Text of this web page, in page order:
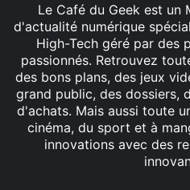
Le Café du Geek est un
d'actualité numérique
High-Tech géré par des
passionnés. Retrouvez
des bons plans, des jeux
grand public, des dossiers,
d'achats. Mais aussi toute
cinéma, du sport et à
innovations avec des